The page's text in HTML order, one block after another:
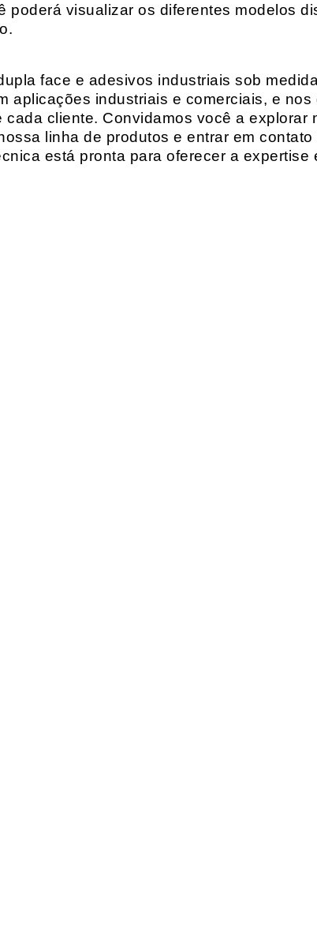
poderá visualizar os diferentes modelos
face e adesivos industriais sob
aplicações industriais e comerciais, e
cliente. Convidamos você a explorar
linha de produtos e entrar em
está pronta para oferecer a